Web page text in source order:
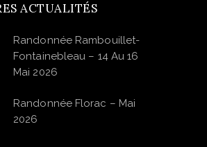
ACTUALITÉS
Randonnée Rambouillet-
Fontainebleau – 14 Au 16
Mai 2026
Randonnée Florac – Mai
2026